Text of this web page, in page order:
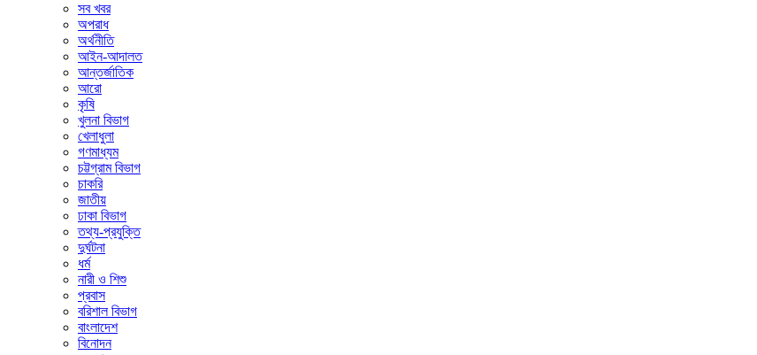
সব খবর
অপরাধ
অর্থনীতি
আইন-আদালত
আন্তর্জাতিক
আরো
কৃষি
খুলনা বিভাগ
খেলাধুলা
গণমাধ্যম
চট্টগ্রাম বিভাগ
চাকরি
জাতীয়
ঢাকা বিভাগ
তথ্য-প্রযুক্তি
দুর্ঘটনা
ধর্ম
নারী ও শিশু
প্রবাস
বরিশাল বিভাগ
বাংলাদেশ
বিনোদন